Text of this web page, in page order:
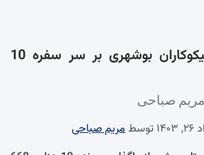
دستان مهربان نیکوکاران بوشهری بر سر سفره 10
مریم صباحی
مریم صباحی